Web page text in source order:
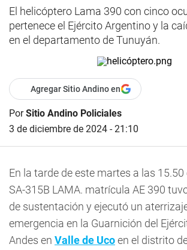
El helicóptero Lama 390 con cinco
pertenece el Ejército Argentino y la
en el departamento de Tunuyán.
Agregar Sitio Andino en
PorSitio Andino Policiales
3 de diciembre de 2024 - 21:10
En la tarde de este martes a las 15.50
SA-315B LAMA. matrícula AE 390
de sustentación y ejecutó un
emergencia en la Guarnición del
Andes en Valle de Ucoen el distrito